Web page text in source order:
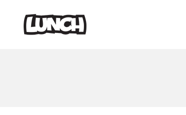
innholdet
PRODUKTER